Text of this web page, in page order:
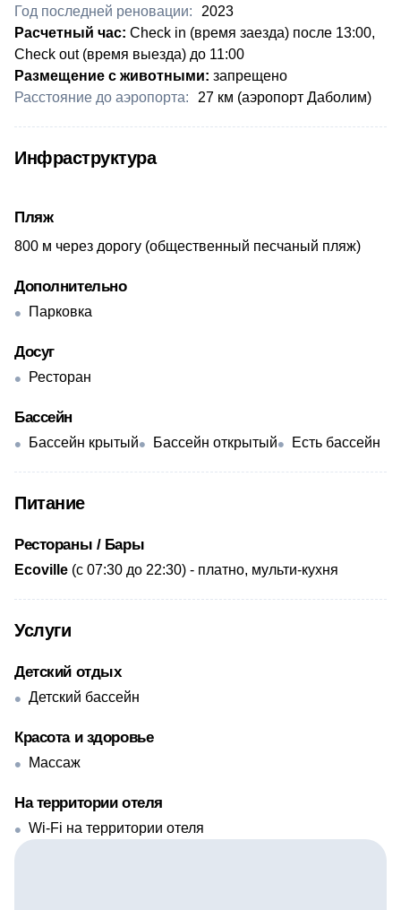
Год последней реновации:
2023
Расчетный час: Check in (время заезда) после 13:00,
Check out (время выезда) до 11:00
Размещение с животными: запрещено
Расстояние до аэропорта:
​27 км (аэропорт Даболим)
Инфраструктура
Пляж
​800 м через дорогу (общественный песчаный пляж)
Дополнительно
Парковка
Досуг
Ресторан
Бассейн
Бассейн крытый Бассейн открытый Есть бассейн
Питание
Рестораны / Бары
​Ecoville (с 07:30 до 22:30) - платно, мульти-кухня
Услуги
Детский отдых
Детский бассейн
Красота и здоровье
Массаж
На территории отеля
Wi-Fi на территории отеля